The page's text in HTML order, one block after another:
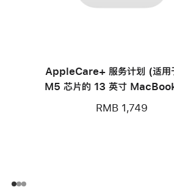
AppleCare+ 服务计划 (适用
M5 芯片的 13 英寸
RMB 1,749